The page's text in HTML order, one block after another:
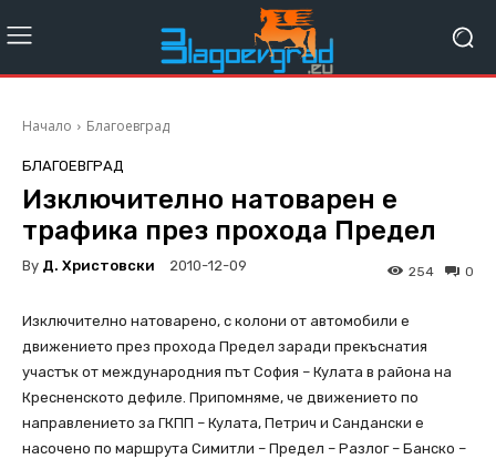
Начало Благоевград
БЛАГОЕВГРАД
Изключително натоварен е
трафика през прохода Предел
By Д. Христовски 2010-12-09 0
254
Изключително натоварено, с колони от автомобили е
движението през прохода Предел заради прекъснатия
участък от международния път София – Кулата в района на
Кресненското дефиле. Припомняме, че движението по
направлението за ГКПП – Кулата, Петрич и Сандански е
насочено по маршрута Симитли – Предел – Разлог – Банско –